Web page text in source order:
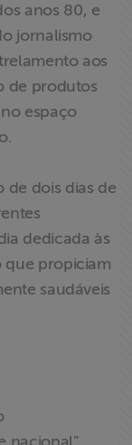
anos 80, e
jornalismo
aos
de produtos
espaço
de dois dias de
dedicada às
que propiciam
saudáveis
nacional”